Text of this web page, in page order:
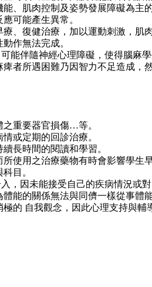
、肌肉控制及姿勢發展障礙為主
可能產生異常。
、復健治療，加以運動刺激，肌
作無法完成。
能伴隨神經心理障礙，使得腦麻
者所遇困難乃因智力不足造成，
重要器官損傷…等。
或定期的回診治療。
長時間的閱讀和學習。
使用之治療藥物有時會影響學生
目。
，因未能接受自己的疾病情況或
能的關係無法與同儕一樣從事體
的 自我觀念，因此心理支持與輔